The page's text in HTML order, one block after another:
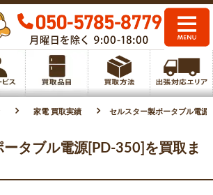
家電 買取実績 セルスター製ポータブル電源
ータブル電源[PD-350]を買取ま